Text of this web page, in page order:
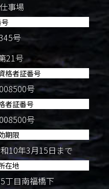
事場
号
21号
格者証番号
号
者証番号
号
期限
10年3月15日まで
在地
丁目南福橋下